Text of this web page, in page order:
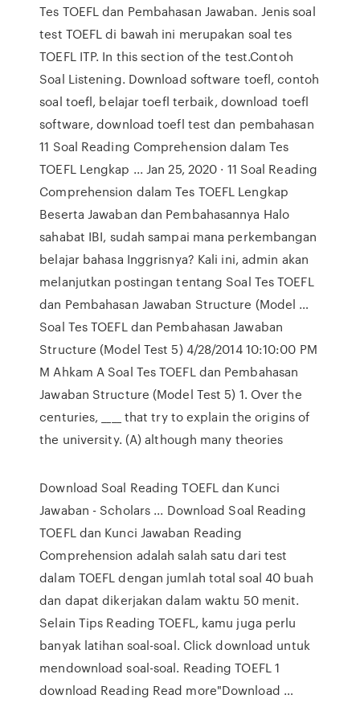
Tes TOEFL dan Pembahasan Jawaban. Jenis soal
test TOEFL di bawah ini merupakan soal tes
TOEFL ITP. In this section of the test.Contoh
Soal Listening. Download software toefl, contoh
soal toefl, belajar toefl terbaik, download toefl
software, download toefl test dan pembahasan
11 Soal Reading Comprehension dalam Tes
TOEFL Lengkap ... Jan 25, 2020 · 11 Soal Reading
Comprehension dalam Tes TOEFL Lengkap
Beserta Jawaban dan Pembahasannya Halo
sahabat IBI, sudah sampai mana perkembangan
belajar bahasa Inggrisnya? Kali ini, admin akan
melanjutkan postingan tentang Soal Tes TOEFL
dan Pembahasan Jawaban Structure (Model …
Soal Tes TOEFL dan Pembahasan Jawaban
Structure (Model Test 5) 4/28/2014 10:10:00 PM
M Ahkam A Soal Tes TOEFL dan Pembahasan
Jawaban Structure (Model Test 5) 1. Over the
centuries, ____ that try to explain the origins of
the university. (A) although many theories
Download Soal Reading TOEFL dan Kunci
Jawaban - Scholars ... Download Soal Reading
TOEFL dan Kunci Jawaban Reading
Comprehension adalah salah satu dari test
dalam TOEFL dengan jumlah total soal 40 buah
dan dapat dikerjakan dalam waktu 50 menit.
Selain Tips Reading TOEFL, kamu juga perlu
banyak latihan soal-soal. Click download untuk
mendownload soal-soal. Reading TOEFL 1
download Reading Read more"Download …